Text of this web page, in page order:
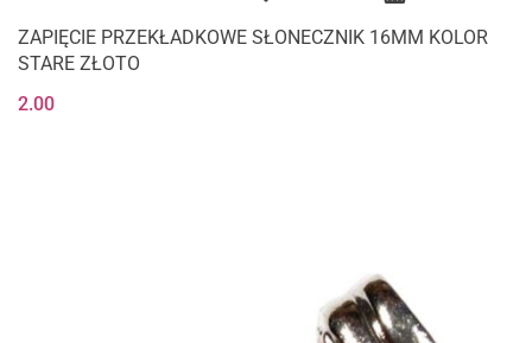
ZAPIĘCIE PRZEKŁADKOWE SŁONECZNIK 16MM KOLOR
STARE ZŁOTO
2.00